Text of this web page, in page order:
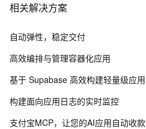
相关解决方案
自动弹性，稳定交付
高效编排与管理容器化应用
基于 Supabase 高效构建轻量级应用
构建面向应用日志的实时监控
支付宝MCP，让您的AI应用自动收款